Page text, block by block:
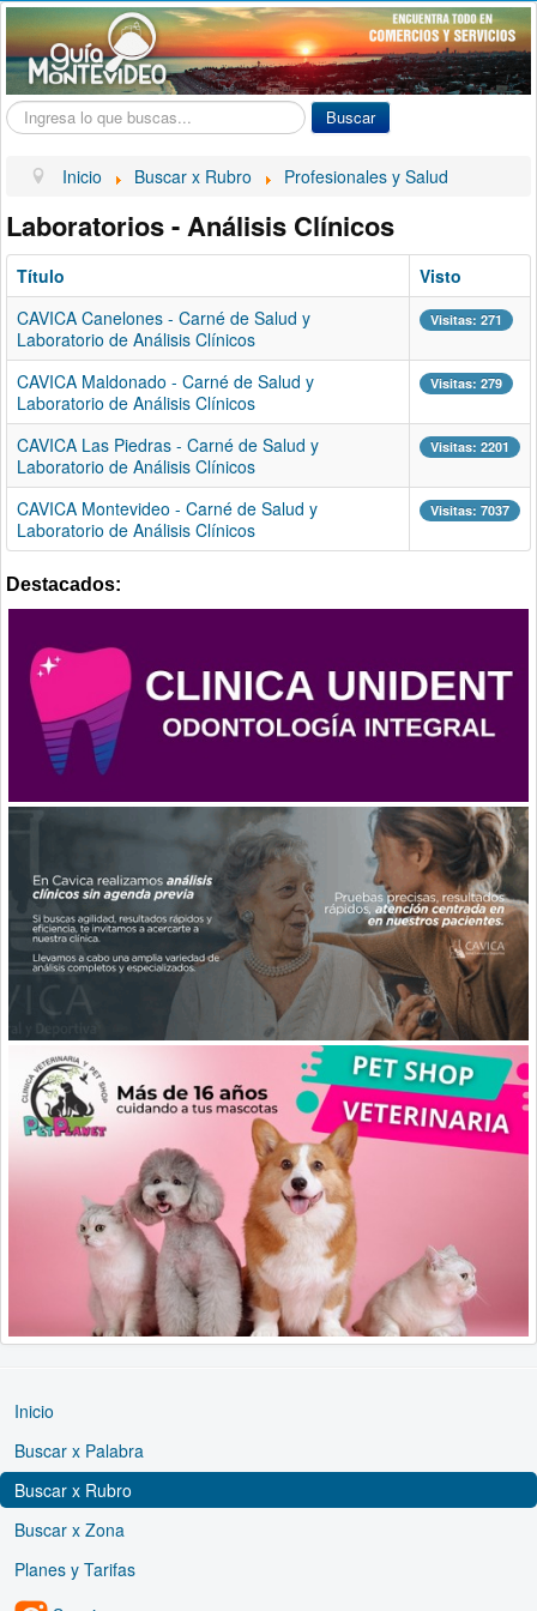
Buscar... Buscar
Inicio Buscar x Rubro Profesionales y Salud
Laboratorios - Análisis Clínicos
Título
Visto
CAVICA Canelones - Carné de Salud y
Laboratorio de Análisis Clínicos
Visitas: 271
CAVICA Maldonado - Carné de Salud y
Laboratorio de Análisis Clínicos
Visitas: 279
CAVICA Las Piedras - Carné de Salud y
Laboratorio de Análisis Clínicos
Visitas: 2201
CAVICA Montevideo - Carné de Salud y
Laboratorio de Análisis Clínicos
Visitas: 7037
Destacados:
Inicio
Buscar x Palabra
Buscar x Rubro
Buscar x Zona
Planes y Tarifas